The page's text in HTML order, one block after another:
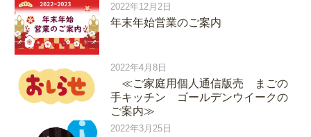
2022年12月2日
年末年始営業のご案内
2022年4月8日
≪ご家庭用個人通信版売 まごの
手キッチン ゴールデンウイークの
ご案内≫
2022年3月25日